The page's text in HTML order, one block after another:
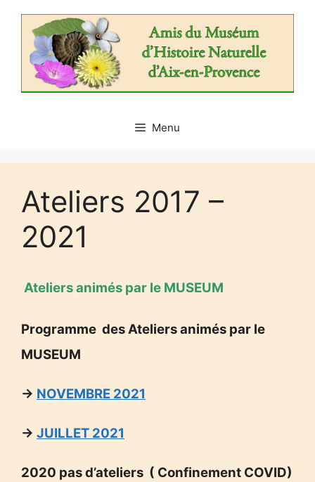
contenu
Menu
Ateliers 2017 –
2021
Ateliers animés par le MUSEUM
Programme des Ateliers animés par le
MUSEUM
→ NOVEMBRE 2021
→ JUILLET 2021
2020 pas d’ateliers ( Confinement COVID)